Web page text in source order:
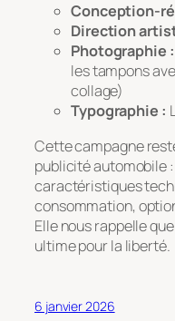
Conception-
Direction
Photographie :
les tampons
collage)
Typographie :
Cette campagne
publicité automobile
caractéristiques
consommation,
Elle nous rappelle
ultime pour la liberté.
6 janvier 2026